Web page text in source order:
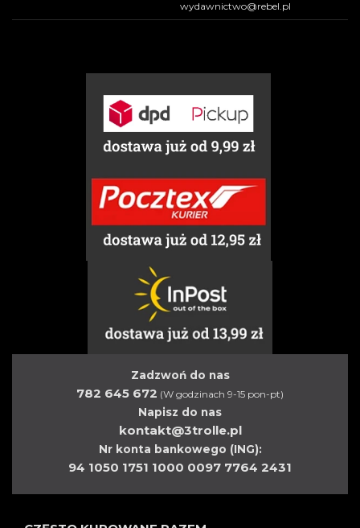
wydawnictwo@rebel.pl
Zadzwoń do nas
782 645 672 (W godzinach 9-15 pon-pt)
Napisz do nas
kontakt@3trolle.pl
Nr konta bankowego (ING):
94 1050 1751 1000 0097 7764 2431